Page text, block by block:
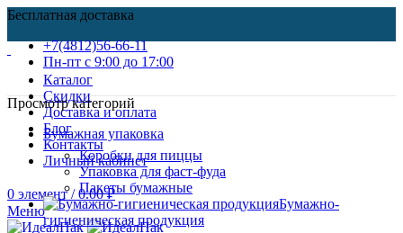
Бесплатная доставка
+7(4812)56-66-11
Пн-пт c 9:00 до 17:00
Каталог
Скидки
Доставка и оплата
Блог
Контакты
Личный кабинет
0 элемент / 0.00₽
Меню
Просмотр категорий
Бумажная упаковка
Коробки для пиццы
Упаковка для фаст-фуда
Пакеты бумажные
Бумажно-
гигиеническая продукция